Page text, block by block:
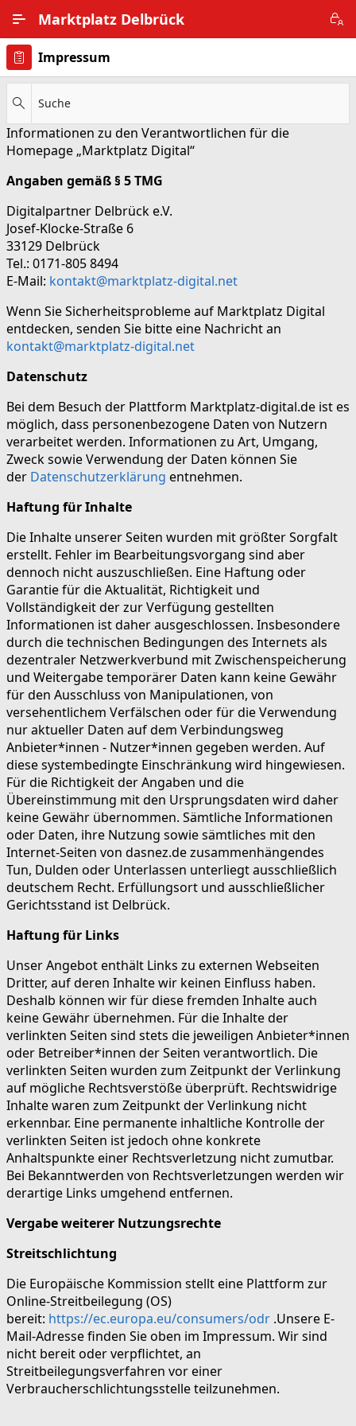
Marktplatz Delbrück
Alle Ortsteile
Impressum
Nutzungsbedingungen
Datenschutz
Impressum
Suche
Informationen zu den Verantwortlichen für die
Homepage „Marktplatz Digital“
Angaben gemäß § 5 TMG
Digitalpartner Delbrück e.V.
Josef-Klocke-Straße 6
33129 Delbrück
Tel.: 0171-805 8494
E-Mail: kontakt@marktplatz-digital.net
Wenn Sie Sicherheitsprobleme auf Marktplatz Digital
entdecken, senden Sie bitte eine Nachricht an
kontakt@marktplatz-digital.net
Datenschutz
Bei dem Besuch der Plattform Marktplatz-digital.de ist es
möglich, dass personenbezogene Daten von Nutzern
verarbeitet werden. Informationen zu Art, Umgang,
Zweck sowie Verwendung der Daten können Sie
der Datenschutzerklärung entnehmen.
Haftung für Inhalte
Die Inhalte unserer Seiten wurden mit größter Sorgfalt
erstellt. Fehler im Bearbeitungsvorgang sind aber
dennoch nicht auszuschließen. Eine Haftung oder
Garantie für die Aktualität, Richtigkeit und
Vollständigkeit der zur Verfügung gestellten
Informationen ist daher ausgeschlossen. Insbesondere
durch die technischen Bedingungen des Internets als
dezentraler Netzwerkverbund mit Zwischenspeicherung
und Weitergabe temporärer Daten kann keine Gewähr
für den Ausschluss von Manipulationen, von
versehentlichem Verfälschen oder für die Verwendung
nur aktueller Daten auf dem Verbindungsweg
Anbieter*innen - Nutzer*innen gegeben werden. Auf
diese systembedingte Einschränkung wird hingewiesen.
Für die Richtigkeit der Angaben und die
Übereinstimmung mit den Ursprungsdaten wird daher
keine Gewähr übernommen. Sämtliche Informationen
oder Daten, ihre Nutzung sowie sämtliches mit den
Internet-Seiten von dasnez.de zusammenhängendes
Tun, Dulden oder Unterlassen unterliegt ausschließlich
deutschem Recht. Erfüllungsort und ausschließlicher
Gerichtsstand ist Delbrück.
Haftung für Links
Unser Angebot enthält Links zu externen Webseiten
Dritter, auf deren Inhalte wir keinen Einfluss haben.
Deshalb können wir für diese fremden Inhalte auch
keine Gewähr übernehmen. Für die Inhalte der
verlinkten Seiten sind stets die jeweiligen Anbieter*innen
oder Betreiber*innen der Seiten verantwortlich. Die
verlinkten Seiten wurden zum Zeitpunkt der Verlinkung
auf mögliche Rechtsverstöße überprüft. Rechtswidrige
Inhalte waren zum Zeitpunkt der Verlinkung nicht
erkennbar. Eine permanente inhaltliche Kontrolle der
verlinkten Seiten ist jedoch ohne konkrete
Anhaltspunkte einer Rechtsverletzung nicht zumutbar.
Bei Bekanntwerden von Rechtsverletzungen werden wir
derartige Links umgehend entfernen.
Vergabe weiterer Nutzungsrechte
Streitschlichtung
Die Europäische Kommission stellt eine Plattform zur
Online-Streitbeilegung (OS)
bereit: https://ec.europa.eu/consumers/odr .Unsere E-
Mail-Adresse finden Sie oben im Impressum. Wir sind
nicht bereit oder verpflichtet, an
Streitbeilegungsverfahren vor einer
Verbraucherschlichtungsstelle teilzunehmen.